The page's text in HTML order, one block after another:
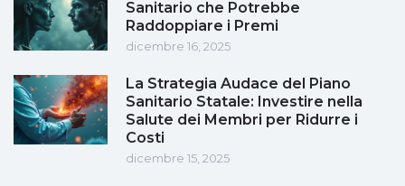
Sanitario che Potrebbe
Raddoppiare i Premi
dicembre 16, 2025
La Strategia Audace del Piano
Sanitario Statale: Investire nella
Salute dei Membri per Ridurre i
Costi
dicembre 15, 2025